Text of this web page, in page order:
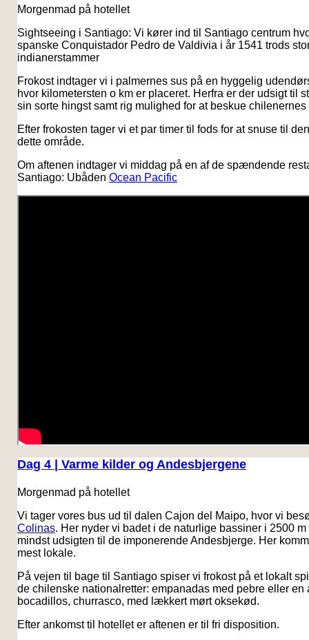
Morgenmad på hotellet
Sightseeing i Santiago: Vi kører ind til Santiago centrum
spanske Conquistador Pedro de Valdivia i år 1541 trods
indianerstammer
Frokost indtager vi i palmernes sus på en hyggelig
hvor kilometersten o km er placeret. Herfra er der udsigt til
sin sorte hingst samt rig mulighed for at beskue chilenernes
Efter frokosten tager vi et par timer til fods for at snuse til
dette område.
Om aftenen indtager vi middag på en af de spændende
Santiago: Ubåden Ocean Pacific
Dag 4 | Varme kilder og Andesbjergene
Morgenmad på hotellet
Vi tager vores bus ud til dalen Cajon del Maipo, hvor vi
Colinas. Her nyder vi badet i de naturlige bassiner i 2500
mindst udsigten til de imponerende Andesbjerge. Her
mest lokale.
På vejen til bage til Santiago spiser vi frokost på et lokalt
de chilenske nationalretter: empanadas med pebre eller en
bocadillos, churrasco, med lækkert mørt oksekød.
Efter ankomst til hotellet er aftenen er til fri disposition.